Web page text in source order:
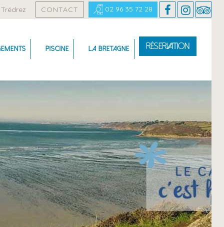
CONTACT 02 96 35 72 28
Piscine La Bretagne Réservation